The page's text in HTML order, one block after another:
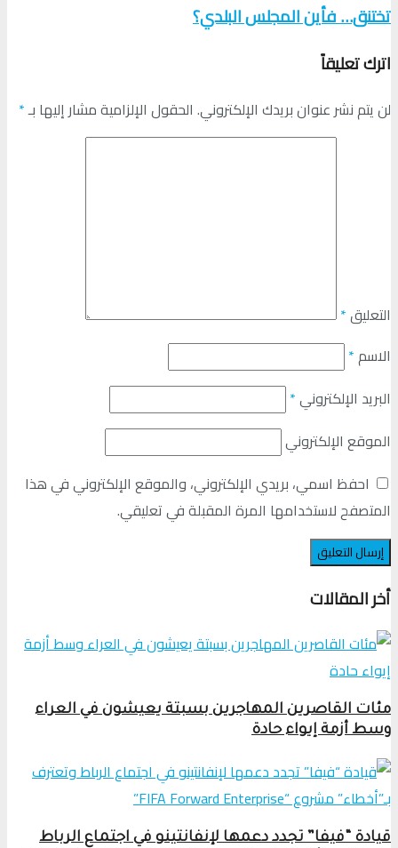
تختنق… فأين المجلس البلدي؟
اترك تعليقاً
لن يتم نشر عنوان بريدك الإلكتروني. الحقول الإلزامية مشار إليها بـ*
التعليق*
الاسم*
البريد الإلكتروني*
الموقع الإلكتروني
احفظ اسمي، بريدي الإلكتروني، والموقع الإلكتروني في هذا
المتصفح لاستخدامها المرة المقبلة في تعليقي.
أخر المقالات
مئات القاصرين المهاجرين بسبتة يعيشون في العراء
وسط أزمة إيواء حادة
قيادة “فيفا” تجدد دعمها لإنفانتينو في اجتماع الرباط